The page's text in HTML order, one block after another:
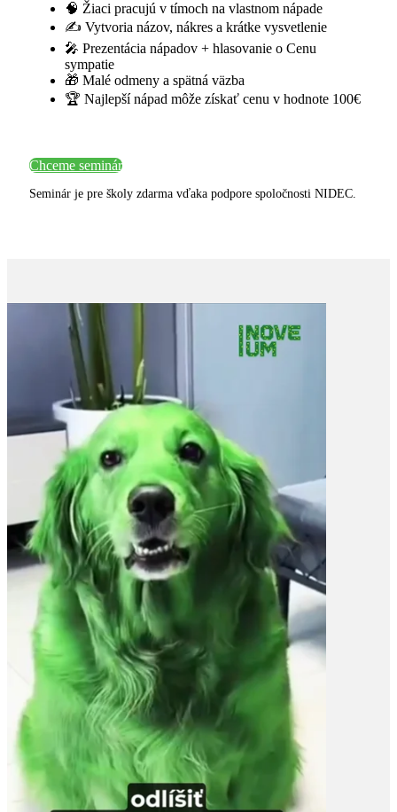
🧠 Žiaci pracujú v tímoch na vlastnom nápade
✍️ Vytvoria názov, nákres a krátke vysvetlenie
🎤 Prezentácia nápadov + hlasovanie o Cenu
sympatie
🎁 Malé odmeny a spätná väzba
🏆 Najlepší nápad môže získať cenu v hodnote 100€
Chceme seminár
Seminár je pre školy zdarma vďaka podpore spoločnosti NIDEC.